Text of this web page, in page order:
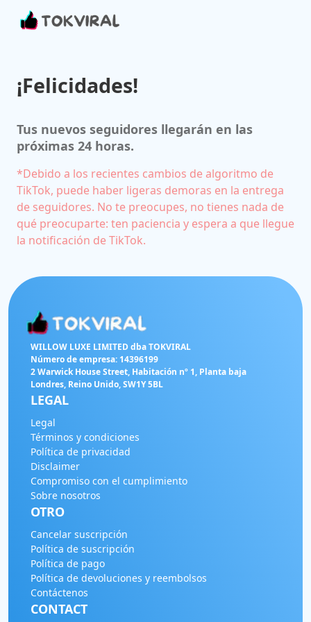
¡Felicidades!
Tus nuevos seguidores llegarán en las
próximas 24 horas.
*Debido a los recientes cambios de algoritmo de
TikTok, puede haber ligeras demoras en la entrega
de seguidores. No te preocupes, no tienes nada de
qué preocuparte: ten paciencia y espera a que llegue
la notificación de TikTok.
WILLOW LUXE LIMITED dba TOKVIRAL
Número de empresa: 14396199
2 Warwick House Street, Habitación nº 1, Planta baja
Londres, Reino Unido, SW1Y 5BL
LEGAL
Legal
Términos y condiciones
Política de privacidad
Disclaimer
Compromiso con el cumplimiento
Sobre nosotros
OTRO
Cancelar suscripción
Política de suscripción
Política de pago
Política de devoluciones y reembolsos
Contáctenos
CONTACT